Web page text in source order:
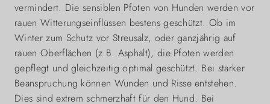
vermindert. Die sensiblen Pfoten von Hunden werden vor
rauen Witterungseinflüssen bestens geschützt. Ob im
Winter zum Schutz vor Streusalz, oder ganzjährig auf
rauen Oberflächen (z.B. Asphalt), die Pfoten werden
gepflegt und gleichzeitig optimal geschützt. Bei starker
Beanspruchung können Wunden und Risse entstehen.
Dies sind extrem schmerzhaft für den Hund. Bei